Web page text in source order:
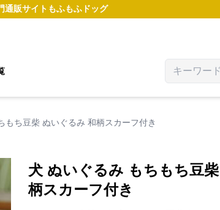
通販サイト もふもふドッグ
もち豆柴 ぬいぐるみ 和柄スカーフ付き
犬 ぬいぐるみ もちもち豆
柄スカーフ付き